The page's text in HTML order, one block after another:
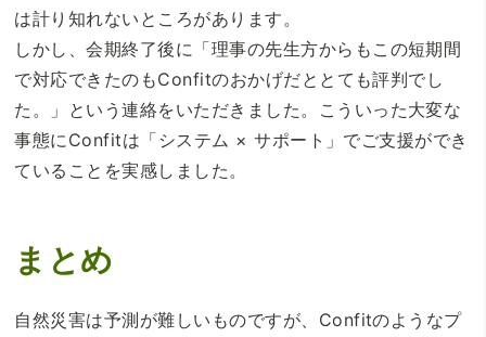
は計り知れないところがあります。
しかし、会期終了後に「理事の先生方からもこの短期間
で対応できたのもConfitのおかげだととても評判でし
た。」という連絡をいただきました。こういった大変な
事態にConfitは「システム × サポート」でご支援ができ
ていることを実感しました。
まとめ
自然災害は予測が難しいものですが、Confitのようなプ